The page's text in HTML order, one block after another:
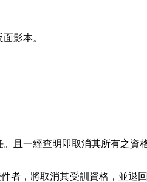
影本。
且一經查明即取消其所有之資
者，將取消其受訓資格，並退回